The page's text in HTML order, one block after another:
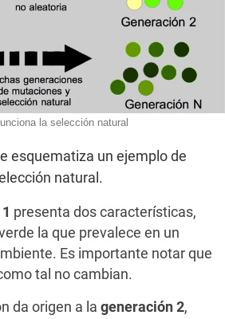
la selección natural
esquematiza un ejemplo de
natural.
presenta dos características,
la que prevalece en un
Es importante notar que
tal no cambian.
da origen a la generación 2,